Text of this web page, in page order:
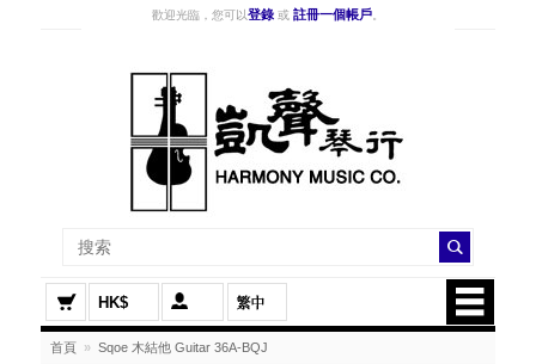
歡迎光臨，您可以登錄 或 註冊一個帳戶
HK$
首頁 » Sqoe 木結他 Guitar 36A-BQJ